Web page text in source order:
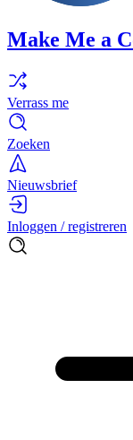
Make Me a
Verrass me
Zoeken
Nieuwsbrief
Inloggen / registreren